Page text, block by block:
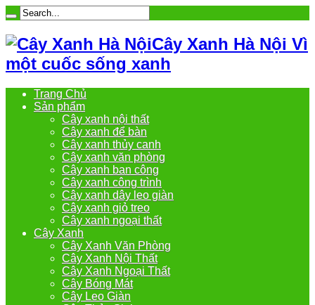
Cây Xanh Hà Nội Vì
một cuốc sống xanh
Trang Chủ
Sản phẩm
Cây xanh nội thất
Cây xanh để bàn
Cây xanh thủy canh
Cây xanh văn phòng
Cây xanh ban công
Cây xanh công trình
Cây xanh dây leo giàn
Cây xanh giỏ treo
Cây xanh ngoại thất
Cây Xanh
Cây Xanh Văn Phòng
Cây Xanh Nội Thất
Cây Xanh Ngoại Thất
Cây Bóng Mát
Cây Leo Giàn